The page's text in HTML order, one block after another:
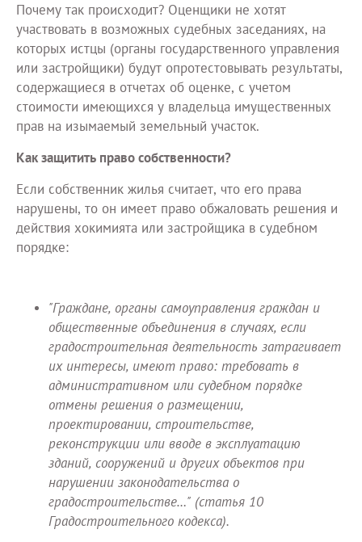
Почему так происходит? Оценщики не хотят
участвовать в возможных судебных заседаниях, на
которых истцы (органы государственного управления
или застройщики) будут опротестовывать результаты,
содержащиеся в отчетах об оценке, с учетом
стоимости имеющихся у владельца имущественных
прав на изымаемый земельный участок.
Как защитить право собственности?
Если собственник жилья считает, что его права
нарушены, то он имеет право обжаловать решения и
действия хокимията или застройщика в судебном
порядке:
"Граждане, органы самоуправления граждан и
общественные объединения в случаях, если
градостроительная деятельность затрагивает
их интересы, имеют право: требовать в
административном или судебном порядке
отмены решения о размещении,
проектировании, строительстве,
реконструкции или вводе в эксплуатацию
зданий, сооружений и других объектов при
нарушении законодательства о
градостроительстве…" (статья 10
Градостроительного кодекса).